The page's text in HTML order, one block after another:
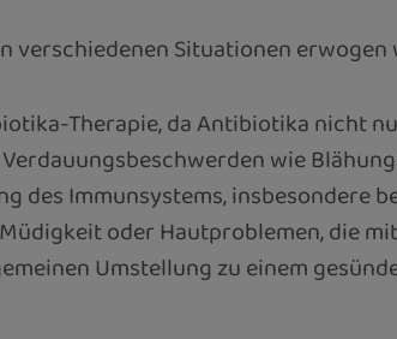
verschiedenen Situationen erwogen
Therapie, da Antibiotika nicht
wie
des Immunsystems, insbesondere
oder Hautproblemen, die
Umstellung zu einem